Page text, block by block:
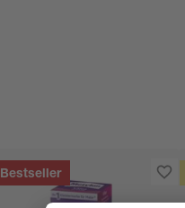
Bestseller